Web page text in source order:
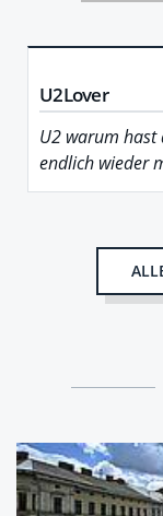
U2Lover
U2 warum hast
endlich wieder